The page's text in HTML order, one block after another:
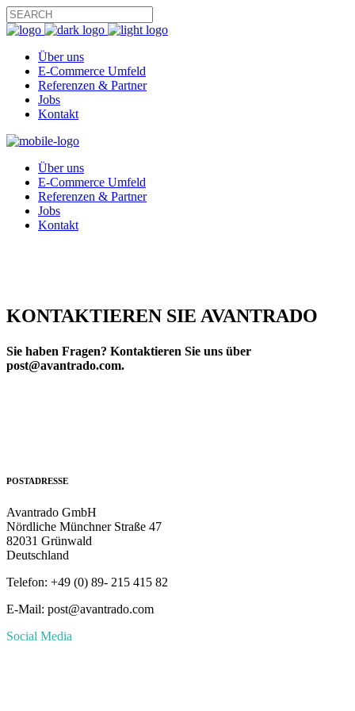
Über uns
E-Commerce Umfeld
Referenzen & Partner
Jobs
Kontakt
Über uns
E-Commerce Umfeld
Referenzen & Partner
Jobs
Kontakt
KONTAKTIEREN SIE AVANTRADO
Sie haben Fragen? Kontaktieren Sie uns über
post@avantrado.com.
POSTADRESSE
Avantrado GmbH
Nördliche Münchner Straße 47
82031 Grünwald
Deutschland
Telefon: +49 (0) 89- 215 415 82
E-Mail: post@avantrado.com
Social Media